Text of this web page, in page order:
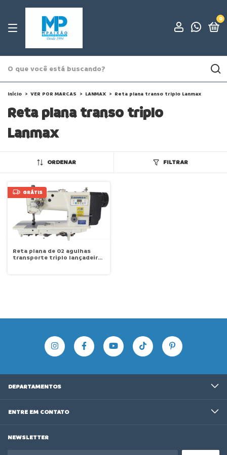
0
Início > VER POR MARCAS > LANMAX > Reta plana transo triplo Lanmax
Reta plana transo triplo
Lanmax
ORDENAR FILTRAR
GRÁTIS
Reta plana de 02 agulhas
transporte triplo lançadeira
DEPARTAMENTOS
ENTRE EM CONTATO
NEWSLETTER